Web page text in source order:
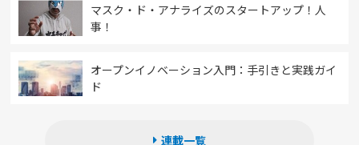
マスク・ド・アナライズのスタートアップ！人
事！
オープンイノベーション入門：手引きと実践ガイ
ド
連載一覧